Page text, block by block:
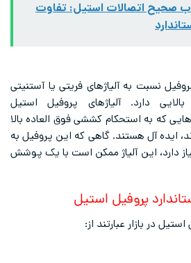
صحیح اتصالات استیل: تفاوت
نسبت به آلیاژهای فریتی یا آستنیتی
دارد. آلیاژهای پروفیل استیل
که به استحکام کششی فوق العاده بالا
ایده آل هستند. گاهی که این پروفیل به
دارد، این آلیاژ ممکن است با یک پوشش
پروفیل استیل
در بازار عبارتند از: